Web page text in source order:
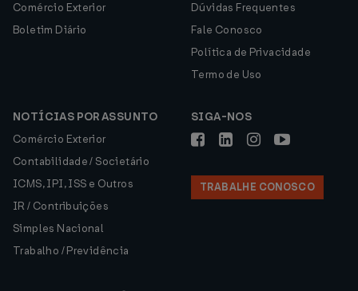
Comércio Exterior
Boletim Diário
Dúvidas Frequentes
Fale Conosco
Política de Privacidade
Termo de Uso
NOTÍCIAS POR ASSUNTO
Comércio Exterior
Contabilidade / Societário
ICMS, IPI, ISS e Outros
IR / Contribuições
Simples Nacional
Trabalho / Previdência
SIGA-NOS
TRABALHE CONOSCO